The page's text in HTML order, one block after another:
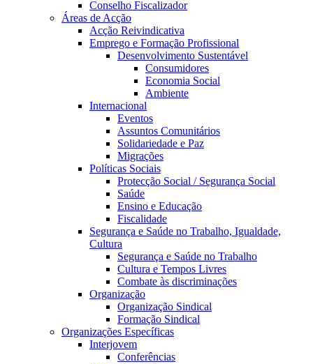
Conselho Fiscalizador
Áreas de Acção
Acção Reivindicativa
Emprego e Formação Profissional
Desenvolvimento Sustentável
Consumidores
Economia Social
Ambiente
Internacional
Eventos
Assuntos Comunitários
Solidariedade e Paz
Migrações
Políticas Sociais
Protecção Social / Segurança Social
Saúde
Ensino e Educação
Fiscalidade
Segurança e Saúde no Trabalho, Igualdade,
Cultura
Segurança e Saúde no Trabalho
Cultura e Tempos Livres
Combate às discriminações
Organização
Organização Sindical
Formação Sindical
Organizações Específicas
Interjovem
Conferências